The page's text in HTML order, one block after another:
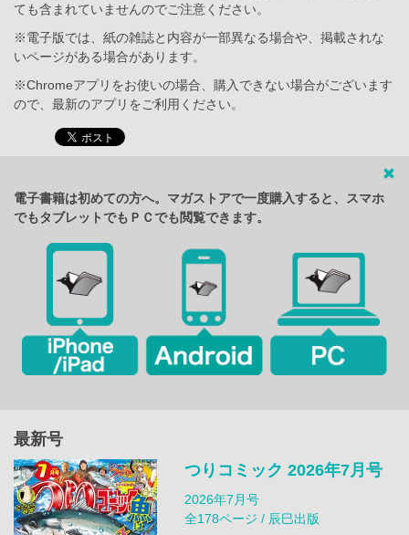
ても含まれていませんのでご注意ください。
※電子版では、紙の雑誌と内容が一部異なる場合や、掲載されな
いページがある場合があります。
※Chromeアプリをお使いの場合、購入できない場合がございます
ので、最新のアプリをご利用ください。
電子書籍は初めての方へ。マガストアで一度購入すると、スマホ
でもタブレットでもＰＣでも閲覧できます。
最新号
つりコミック 2026年7月号
2026年7月号
全178ページ / 辰巳出版